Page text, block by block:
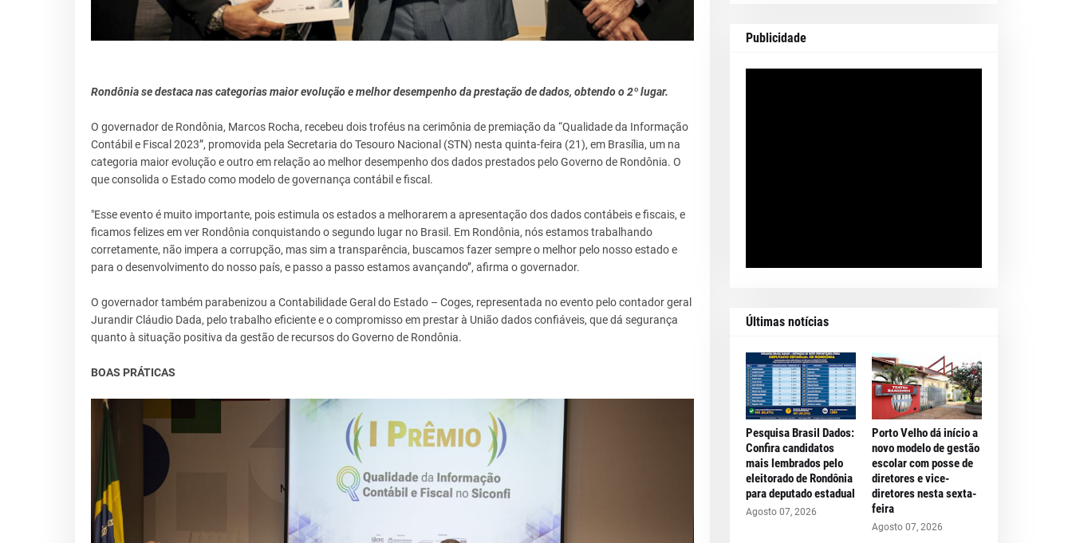
Rondônia se destaca nas categorias maior evolução e melhor desempenho da prestação de dados, obtendo o 2º lugar.
O governador de Rondônia, Marcos Rocha, recebeu dois troféus na cerimônia de premiação da “Qualidade da Informação
Contábil e Fiscal 2023”, promovida pela Secretaria do Tesouro Nacional (STN) nesta quinta-feira (21), em Brasília, um na
categoria maior evolução e outro em relação ao melhor desempenho dos dados prestados pelo Governo de Rondônia. O
que consolida o Estado como modelo de governança contábil e fiscal.
"Esse evento é muito importante, pois estimula os estados a melhorarem a apresentação dos dados contábeis e fiscais, e
ficamos felizes em ver Rondônia conquistando o segundo lugar no Brasil. Em Rondônia, nós estamos trabalhando
corretamente, não impera a corrupção, mas sim a transparência, buscamos fazer sempre o melhor pelo nosso estado e
para o desenvolvimento do nosso país, e passo a passo estamos avançando’’, afirma o governador.
O governador também parabenizou a Contabilidade Geral do Estado – Coges, representada no evento pelo contador geral
Jurandir Cláudio Dada, pelo trabalho eficiente e o compromisso em prestar à União dados confiáveis, que dá segurança
quanto à situação positiva da gestão de recursos do Governo de Rondônia.
BOAS PRÁTICAS
Publicidade
Últimas notícias
Pesquisa Brasil Dados:
Confira candidatos
mais lembrados pelo
eleitorado de Rondônia
para deputado estadual
Agosto 07, 2026
Porto Velho dá início a
novo modelo de gestão
escolar com posse de
diretores e vice-
diretores nesta sexta-
feira
Agosto 07, 2026